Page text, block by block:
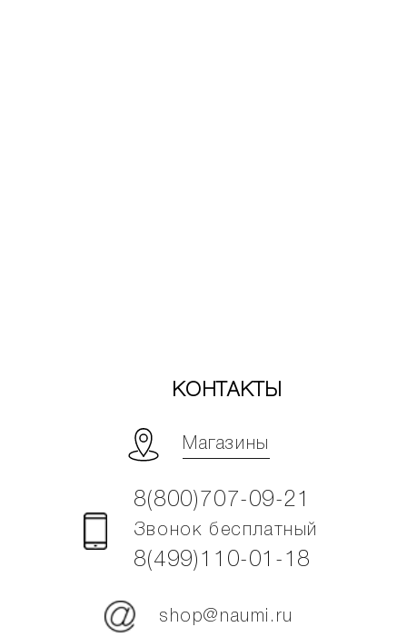
КОНТАКТЫ
Магазины
8(800)707-09-21
Звонок бесплатный
8(499)110-01-18
shop@naumi.ru